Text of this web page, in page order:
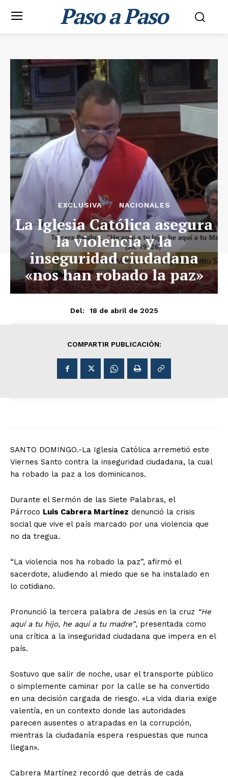
Paso a Paso
EXCLUSIVA NACIONALES
La Iglesia Católica asegura
la violencia y la
inseguridad ciudadana
«nos han robado la paz»
Del: 18 de abril de 2025
COMPARTIR PUBLICACIÓN:
SANTO DOMINGO.-La Iglesia Católica arremetió este
Viernes Santo contra la inseguridad ciudadana, la cual
ha robado la paz a los dominicanos.
Durante el Sermón de las Siete Palabras, el
Párroco Luis Cabrera Martínez denunció la crisis
social que vive el país marcado por una violencia que
no da tregua.
“La violencia nos ha robado la paz”, afirmó el
sacerdote, aludiendo al miedo que se ha instalado en
lo cotidiano.
Pronunció la tercera palabra de Jesús en la cruz “He
aquí a tu hijo, he aquí a tu madre”, presentada como
una crítica a la inseguridad ciudadana que impera en el
país.
Sostuvo que salir de noche, usar el transporte público
o simplemente caminar por la calle se ha convertido
en una decisión cargada de riesgo. «La vida diaria exige
valentía, en un contexto donde las autoridades
parecen ausentes o atrapadas en la corrupción,
mientras la ciudadanía espera respuestas que nunca
llegan».
Cabrera Martínez recordó que detrás de cada